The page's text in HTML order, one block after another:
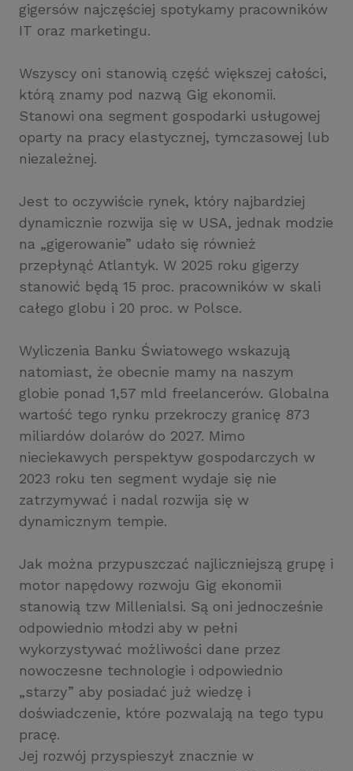
gigersów najczęściej spotykamy pracowników
IT oraz marketingu.
Wszyscy oni stanowią część większej całości,
którą znamy pod nazwą Gig ekonomii.
Stanowi ona segment gospodarki usługowej
oparty na pracy elastycznej, tymczasowej lub
niezależnej.
Jest to oczywiście rynek, który najbardziej
dynamicznie rozwija się w USA, jednak modzie
na „gigerowanie” udało się również
przepłynąć Atlantyk. W 2025 roku gigerzy
stanowić będą 15 proc. pracowników w skali
całego globu i 20 proc. w Polsce.
Wyliczenia Banku Światowego wskazują
natomiast, że obecnie mamy na naszym
globie ponad 1,57 mld freelancerów. Globalna
wartość tego rynku przekroczy granicę 873
miliardów dolarów do 2027. Mimo
nieciekawych perspektyw gospodarczych w
2023 roku ten segment wydaje się nie
zatrzymywać i nadal rozwija się w
dynamicznym tempie.
Jak można przypuszczać najliczniejszą grupę i
motor napędowy rozwoju Gig ekonomii
stanowią tzw Millenialsi. Są oni jednocześnie
odpowiednio młodzi aby w pełni
wykorzystywać możliwości dane przez
nowoczesne technologie i odpowiednio
„starzy” aby posiadać już wiedzę i
doświadczenie, które pozwalają na tego typu
pracę.
Jej rozwój przyspieszył znacznie w